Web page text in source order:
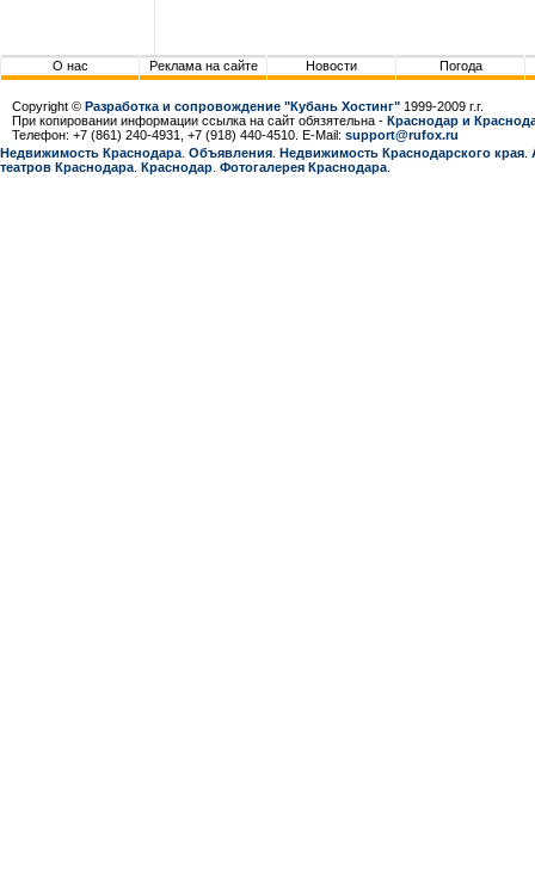
О нас Реклама на сайте Новости Погода
Copyright © Разработка и сопровождение "Кубань Хостинг" 1999-2009 г.г.
При копировании информации ссылка на сайт обязятельна - Краснодар и
Телефон: +7 (861) 240-4931, +7 (918) 440-4510. E-Mail: support@rufox.ru
Недвижимость Краснодара Объявления Недвижимость Краснодарcкого края
театров Краснодара Краснодар Фотогалерея Краснодара